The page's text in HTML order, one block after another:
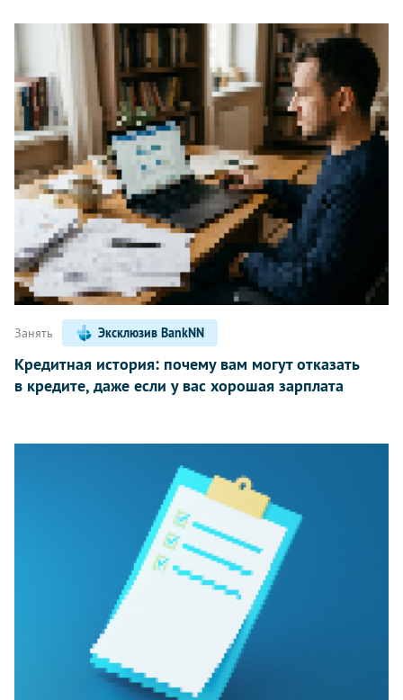
Занять Эксклюзив BankNN
Кредитная история: почему вам могут отказать
в кредите, даже если у вас хорошая зарплата